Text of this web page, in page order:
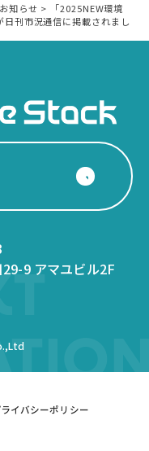
お知らせ >
「2025NEW環境
刊市況通信に掲載されまし
9 アマユビル2F
イバシーポリシー